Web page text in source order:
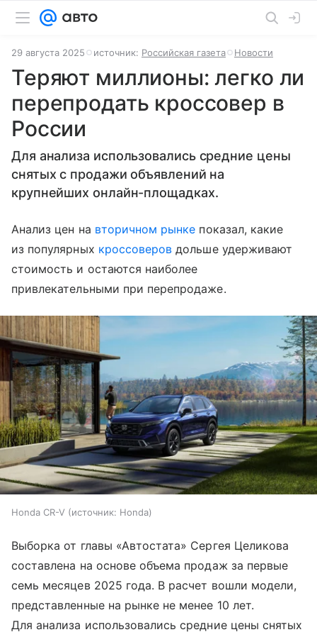
29 августа 2025 источник: Российская газета Новости
Теряют миллионы: легко ли
перепродать кроссовер в
России
Для анализа использовались средние цены
снятых с продажи объявлений на
крупнейших онлайн-площадках.
Анализ цен на вторичном рынке показал, какие
из популярных кроссоверов дольше удерживают
стоимость и остаются наиболее
привлекательными при перепродаже.
Honda CR-V источник: Honda
Выборка от главы «Автостата» Сергея Целикова
составлена на основе объема продаж за первые
семь месяцев 2025 года. В расчет вошли модели,
представленные на рынке не менее 10 лет.
Для анализа использовались средние цены снятых